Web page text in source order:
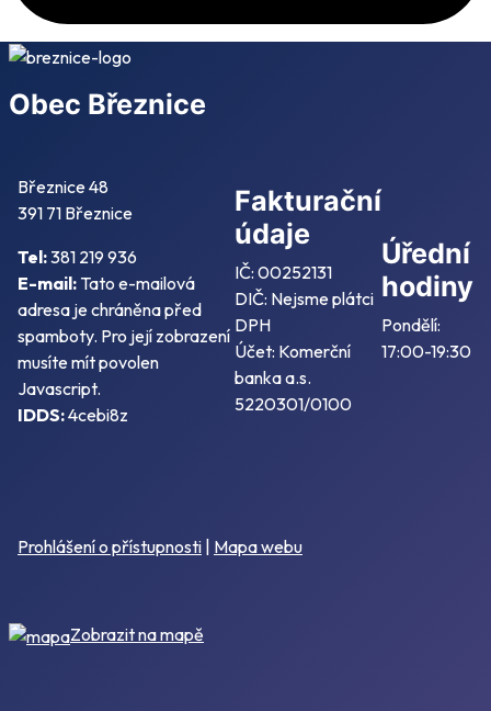
Obec Březnice
Březnice 48
391 71 Březnice
Tel:381 219 936
E-mail: Tato e-mailová
adresa je chráněna před
spamboty. Pro její zobrazení
musíte mít povolen
Javascript.
IDDS:4cebi8z
Fakturační
údaje
IČ: 00252131
DIČ: Nejsme plátci
DPH
Účet: Komerční
banka a.s.
5220301/0100
Úřední
hodiny
Pondělí:
17:00-19:30
Prohlášení o přístupnosti | Mapa webu
Zobrazit na mapě